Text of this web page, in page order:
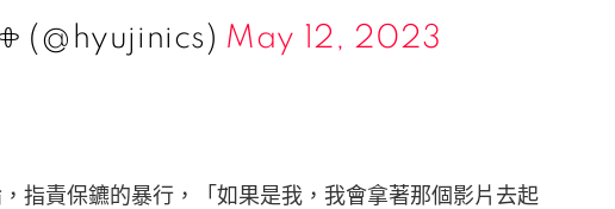
(@hyujinics) May 12, 2023
指責保鑣的暴行，「如果是我，我會拿著那個影片去起